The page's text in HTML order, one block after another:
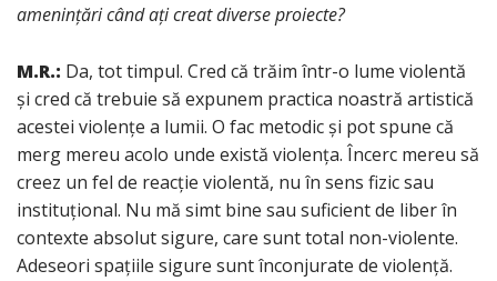
amenințări când ați creat diverse proiecte?
M.R.: Da, tot timpul. Cred că trăim într-o lume violentă
și cred că trebuie să expunem practica noastră artistică
acestei violențe a lumii. O fac metodic și pot spune că
merg mereu acolo unde există violența. Încerc mereu să
creez un fel de reacție violentă, nu în sens fizic sau
instituțional. Nu mă simt bine sau suficient de liber în
contexte absolut sigure, care sunt total non-violente.
Adeseori spațiile sigure sunt înconjurate de violență.